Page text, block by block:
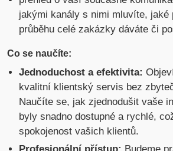
jakými kanály s nimi mluvíte, jaké
průběhu celé zakázky dáváte či
Co se naučíte:
Jednoduchost a efektivita:
kvalitní klientský servis bez
Naučíte se, jak zjednodušit vaše
byly snadno dostupné a rychlé,
spokojenost vašich klientů.